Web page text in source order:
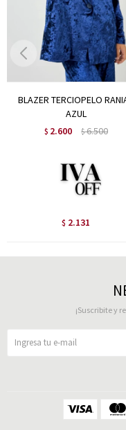
BLAZER TERCIOPELO
AZUL
$ 2.600 $6.500
$ 2.131
¡Suscribite y